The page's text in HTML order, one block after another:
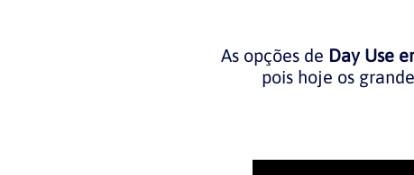
As opções de Day Use
pois hoje os